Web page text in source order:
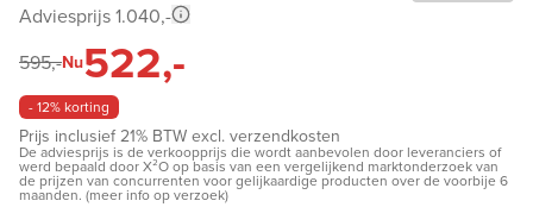
Adviesprijs 1.040,-
595,-Nu522,-
- 12% korting
Prijs inclusief 21% BTW excl. verzendkosten
De adviesprijs is de verkoopprijs die wordt aanbevolen door leveranciers of
werd bepaald door X²O op basis van een vergelijkend marktonderzoek van
de prijzen van concurrenten voor gelijkaardige producten over de voorbije 6
maanden. (meer info op verzoek)